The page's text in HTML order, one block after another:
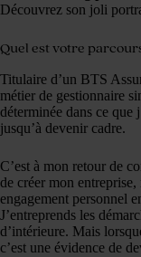
Découvrez son joli
Quel est votre
Titulaire d’un BTS
métier de gestionnaire
déterminée dans ce que
jusqu’à devenir cadre.
C’est à mon retour de
de créer mon
engagement personnel
J’entreprends les
d’intérieure. Mais
c’est une évidence de